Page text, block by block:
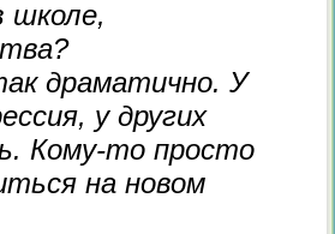
школе,
драматично. У
у других
Кому-то просто
на новом